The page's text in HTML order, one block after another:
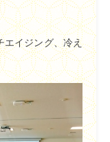
エイジング、冷え